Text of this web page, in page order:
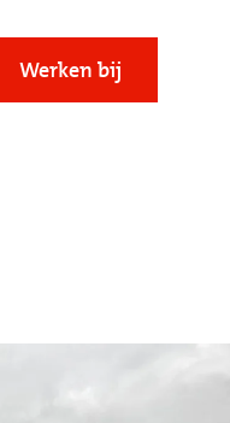
Werken bij